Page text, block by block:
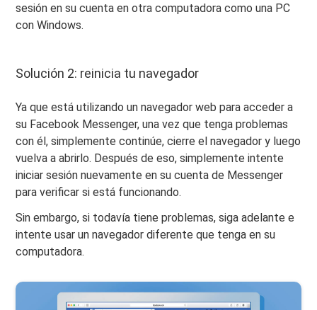
sesión en su cuenta en otra computadora como una PC
con Windows.
Solución 2: reinicia tu navegador
Ya que está utilizando un navegador web para acceder a
su Facebook Messenger, una vez que tenga problemas
con él, simplemente continúe, cierre el navegador y luego
vuelva a abrirlo. Después de eso, simplemente intente
iniciar sesión nuevamente en su cuenta de Messenger
para verificar si está funcionando.
Sin embargo, si todavía tiene problemas, siga adelante e
intente usar un navegador diferente que tenga en su
computadora.